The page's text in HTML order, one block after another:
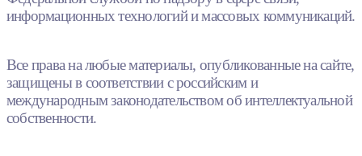
информационных технологий и массовых коммуникаций.
Все права на любые материалы, опубликованные на сайте,
защищены в соответствии с российским и
международным законодательством об интеллектуальной
собственности.